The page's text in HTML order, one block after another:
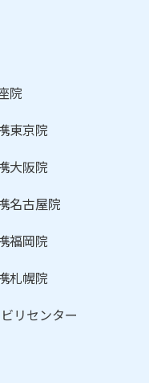
院
東京院
大阪院
名古屋院
福岡院
札幌院
リセンター